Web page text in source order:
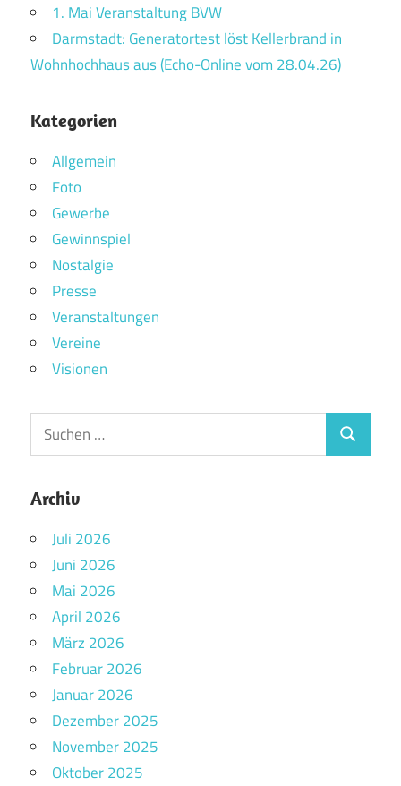
1. Mai Veranstaltung BVW
Darmstadt: Generatortest löst Kellerbrand in
Wohnhochhaus aus (Echo-Online vom 28.04.26)
Kategorien
Allgemein
Foto
Gewerbe
Gewinnspiel
Nostalgie
Presse
Veranstaltungen
Vereine
Visionen
Archiv
Juli 2026
Juni 2026
Mai 2026
April 2026
März 2026
Februar 2026
Januar 2026
Dezember 2025
November 2025
Oktober 2025